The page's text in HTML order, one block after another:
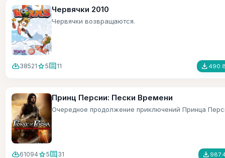
Червячки 2010
Червячки возвращаются.
cloud_download38521 star5comment11 file_download
Принц Персии: Пески Времени
Очередное продолжение приключений Принца
cloud_download61094 star5comment31 file_download